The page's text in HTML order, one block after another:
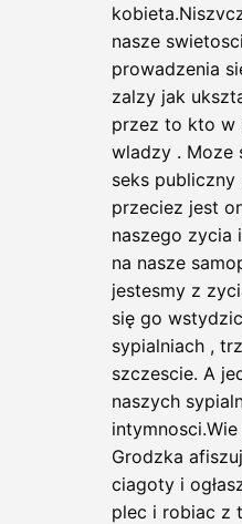
nasze
prowadzenia
zalzy jak
przez to kto w
wladzy . Moze
seks
przeciez jest
naszego
na nasze
jestesmy z
się go
sypialniach ,
szczescie. A
naszych
Grodzka
ciagoty i
plec i robiac z